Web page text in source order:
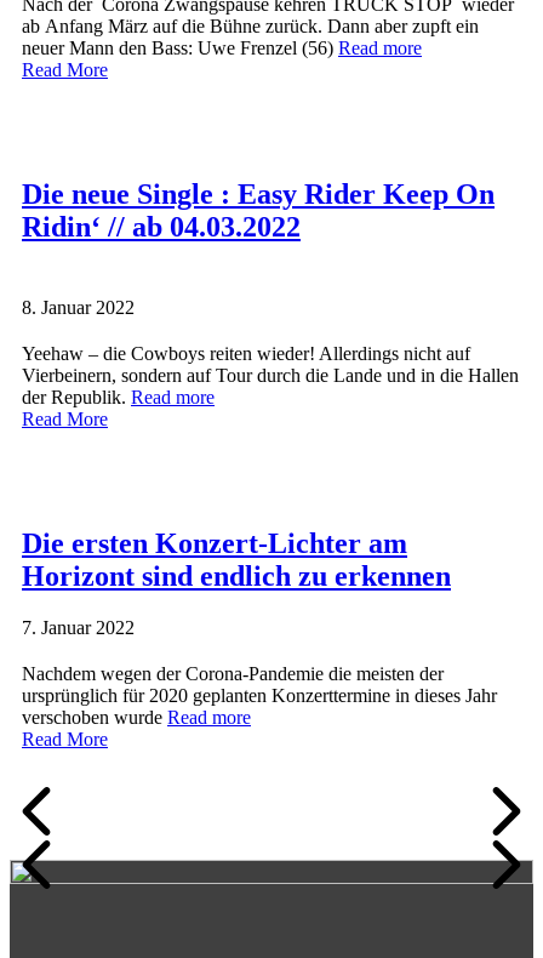
Nach der Corona Zwangspause kehren TRUCK STOP wieder
ab Anfang März auf die Bühne zurück. Dann aber zupft ein
neuer Mann den Bass: Uwe Frenzel (56) Read more
Read More
Die neue Single : Easy Rider Keep On
Ridin‘ // ab 04.03.2022
8. Januar 2022
Yeehaw – die Cowboys reiten wieder! Allerdings nicht auf
Vierbeinern, sondern auf Tour durch die Lande und in die Hallen
der Republik. Read more
Read More
Die ersten Konzert-Lichter am
Horizont sind endlich zu erkennen
7. Januar 2022
Nachdem wegen der Corona-Pandemie die meisten der
ursprünglich für 2020 geplanten Konzerttermine in dieses Jahr
verschoben wurde Read more
Read More